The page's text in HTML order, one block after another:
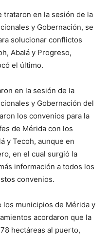
trataron en la sesión de la
y Gobernación, se
solucionar conflictos
Abalá y Progreso,
el último.
en la sesión de la
y Gobernación del
los convenios para la
de Mérida con los
y Tecoh, aunque en
en el cual surgió la
información a todos los
convenios.
los municipios de Mérida y
acordaron que la
hectáreas al puerto,